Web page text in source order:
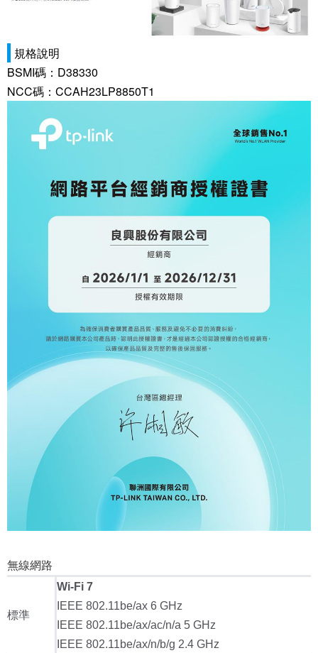
規格說明
BSMI碼：D38330
NCC碼：CCAH23LP8850T1
無線網路
標準
Wi-Fi 7
IEEE 802.11be/ax 6 GHz
IEEE 802.11be/ax/ac/n/a 5 GHz
IEEE 802.11be/ax/n/b/g 2.4 GHz